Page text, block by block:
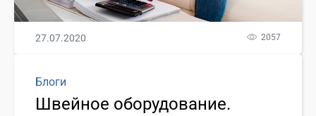
27.07.2020 2057
Блоги
Швейное оборудование.